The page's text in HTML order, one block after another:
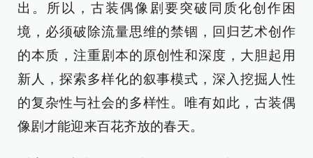
出。所以，古装偶像剧要突破同质化创作困
境，必须破除流量思维的禁锢，回归艺术创作
的本质，注重剧本的原创性和深度，大胆起用
新人，探索多样化的叙事模式，深入挖掘人性
的复杂性与社会的多样性。唯有如此，古装偶
像剧才能迎来百花齐放的春天。